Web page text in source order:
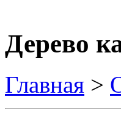
Дерево
Главная >